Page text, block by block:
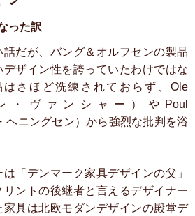
った訳
だが、バング＆オルフセンの製品
ザイン性を誇っていたわけではな
さほど洗練されておらず、Ole
・ヴァンシャー）やPoul
ヘニングセン）から強烈な批判を浴
「デンマーク家具デザインの父」
ントの後継者と言えるデザイナー
具は北欧モダンデザインの殿堂デ